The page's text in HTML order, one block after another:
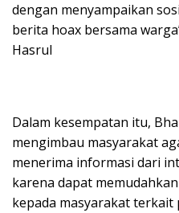
dengan menyampaikan
berita hoax bersama
Hasrul
Dalam kesempatan itu,
mengimbau masyarakat
menerima informasi dari
karena dapat
kepada masyarakat